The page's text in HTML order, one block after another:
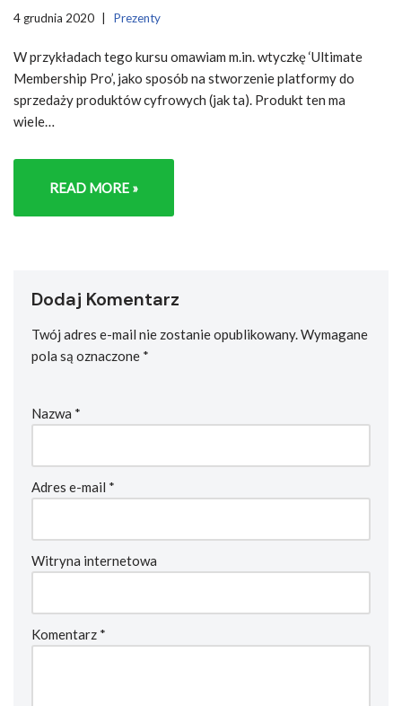
4 grudnia 2020 Prezenty
W przykładach tego kursu omawiam m.in. wtyczkę ‘Ultimate
Membership Pro’, jako sposób na stworzenie platformy do
sprzedaży produktów cyfrowych (jak ta). Produkt ten ma
wiele…
READ MORE »
Dodaj Komentarz
Twój adres e-mail nie zostanie opublikowany.Wymagane
pola są oznaczone *
Nazwa *
Adres e-mail *
Witryna internetowa
Komentarz *